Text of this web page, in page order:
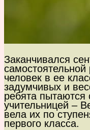
Заканчивался
человек в ее
задумчивых и
ребята пытаются
учительницей –
вела их по
первого класса.